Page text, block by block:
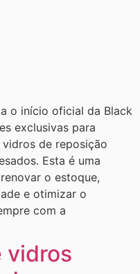
o início oficial da Black
exclusivas para
de reposição
Esta é uma
o estoque,
e otimizar o
com a
vidros